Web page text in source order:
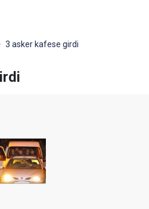
3 asker kafese girdi